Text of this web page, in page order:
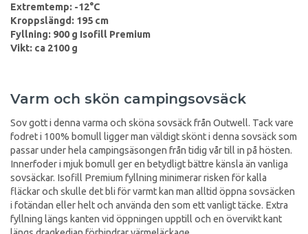
Extremtemp: -12°C
Kroppslängd: 195 cm
Fyllning: 900 g Isofill Premium
Vikt: ca 2100 g
Varm och skön campingsovsäck
Sov gott i denna varma och sköna sovsäck från Outwell. Tack vare
fodret i 100% bomull ligger man väldigt skönt i denna sovsäck som
passar under hela campingsäsongen från tidig vår till in på hösten.
Innerfoder i mjuk bomull ger en betydligt bättre känsla än vanliga
sovsäckar. Isofill Premium fyllning minimerar risken för kalla
fläckar och skulle det bli för varmt kan man alltid öppna sovsäcken
i fotändan eller helt och använda den som ett vanligt täcke. Extra
fyllning längs kanten vid öppningen upptill och en övervikt kant